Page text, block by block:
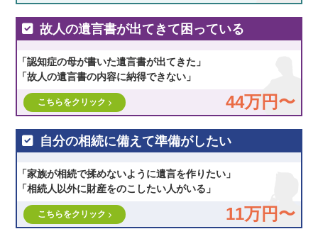
故人の遺言書が出てきて困っている
「認知症の母が書いた遺言書が出てきた」
「故人の遺言書の内容に納得できない」
44万円〜
こちらをクリック
自分の相続に備えて準備がしたい
「家族が相続で揉めないように遺言を作りたい」
「相続人以外に財産をのこしたい人がいる」
11万円〜
こちらをクリック